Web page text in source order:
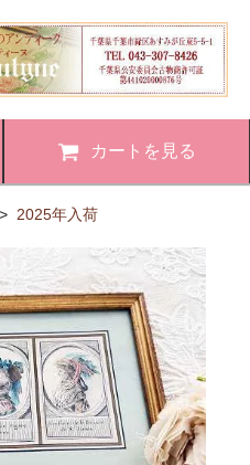
カートを見る
> 2025年入荷